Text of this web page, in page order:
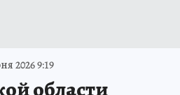
2026 9:19
области